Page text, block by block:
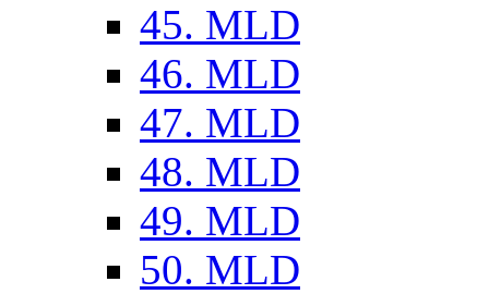
45. MLD
46. MLD
47. MLD
48. MLD
49. MLD
50. MLD